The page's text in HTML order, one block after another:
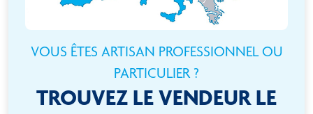
VOUS ÊTES ARTISAN PROFESSIONNEL OU
PARTICULIER ?
TROUVEZ LE VENDEUR LE